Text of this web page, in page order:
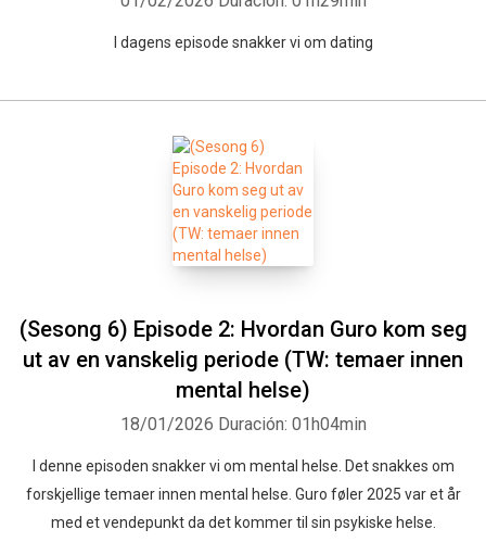
I dagens episode snakker vi om dating
(Sesong 6) Episode 2: Hvordan Guro kom seg
ut av en vanskelig periode (TW: temaer innen
mental helse)
18/01/2026 Duración: 01h04min
I denne episoden snakker vi om mental helse. Det snakkes om
forskjellige temaer innen mental helse. Guro føler 2025 var et år
med et vendepunkt da det kommer til sin psykiske helse.